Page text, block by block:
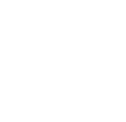
anbieten zu
unserer